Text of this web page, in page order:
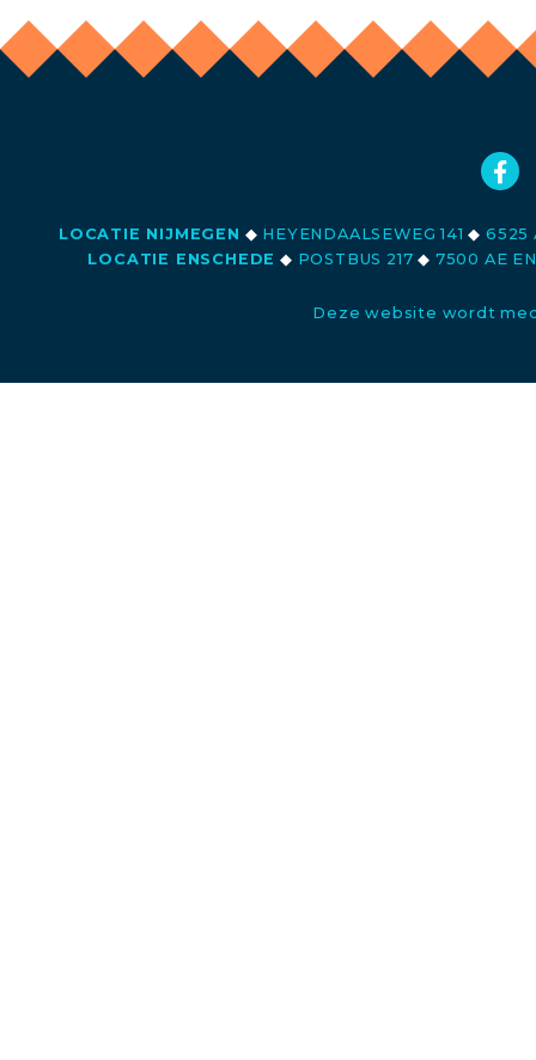
LOCATIE NIJMEGEN ◆ HEYENDAALSEWEG 141◆ 6525
LOCATIE ENSCHEDE ◆ POSTBUS 217◆ 7500 AE
Deze website wordt